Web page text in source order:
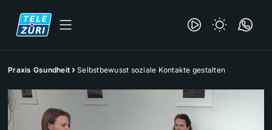
Praxis Gsundheit Selbstbewusst soziale Kontakte gestalten